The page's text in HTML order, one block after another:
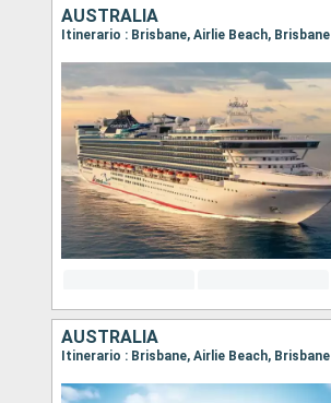
AUSTRALIA
Itinerario : Brisbane, Airlie Beach, Brisbane
AUSTRALIA
Itinerario : Brisbane, Airlie Beach, Brisbane